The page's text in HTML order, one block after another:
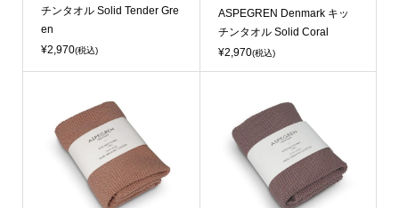
チンタオル Solid Tender Gre
en
¥2,970(税込)
ASPEGREN Denmark キッ
チンタオル Solid Coral
¥2,970(税込)